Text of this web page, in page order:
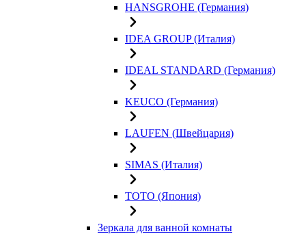
HANSGROHE (Германия)
IDEA GROUP (Италия)
IDEAL STANDARD (Германия)
KEUCO (Германия)
LAUFEN (Швейцария)
SIMAS (Италия)
TOTO (Япония)
Зеркала для ванной комнаты